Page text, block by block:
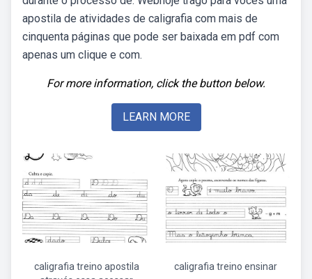
apostila de atividades de caligrafia com mais de
cinquenta páginas que pode ser baixada em pdf com
apenas um clique e com.
For more information, click the button below.
LEARN MORE
caligrafia treino apostila
caligrafia treino ensinar